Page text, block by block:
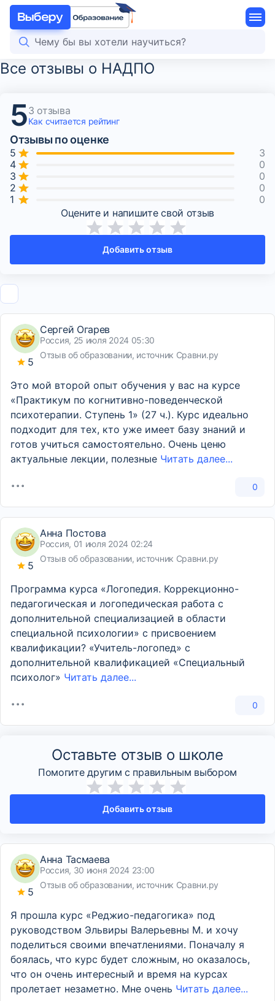
Все отзывы о НАДПО
53 отзыва
Как считается рейтинг
Отзывы по оценке
0
0
0
0
3
Оцените и напишите свой отзыв
Добавить отзыв
5
Сергей Огарев
Россия, 25 июля 2024 05:30
Отзыв об образовании, источник Сравни.ру
Это мой второй опыт обучения у вас на курсе
«Практикум по когнитивно-поведенческой
психотерапии. Ступень 1» (27 ч.). Курс идеально
подходит для тех, кто уже имеет базу знаний и
готов учиться самостоятельно. Очень ценю
актуальные лекции, полезные Читать далее...
0
5
Анна Постова
Россия, 01 июля 2024 02:24
Отзыв об образовании, источник Сравни.ру
Программа курса «Логопедия. Коррекционно-
педагогическая и логопедическая работа с
дополнительной специализацией в области
специальной психологии» с присвоением
квалификации? «Учитель-логопед» с
дополнительной квалификацией «Специальный
психолог» Читать далее...
0
Оставьте отзыв о школе
Помогите другим с правильным выбором
Добавить отзыв
5
Анна Тасмаева
Россия, 30 июня 2024 23:00
Отзыв об образовании, источник Сравни.ру
Я прошла курс «Реджио-педагогика» под
руководством Эльвиры Валерьевны М. и хочу
поделиться своими впечатлениями. Поначалу я
боялась, что курс будет сложным, но оказалось,
что он очень интересный и время на курсах
пролетает незаметно. Мне очень Читать далее...